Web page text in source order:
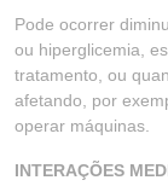
Pode ocorrer
ou hiperglicemia,
tratamento, ou
afetando, por
operar máquinas.
INTERAÇÕES